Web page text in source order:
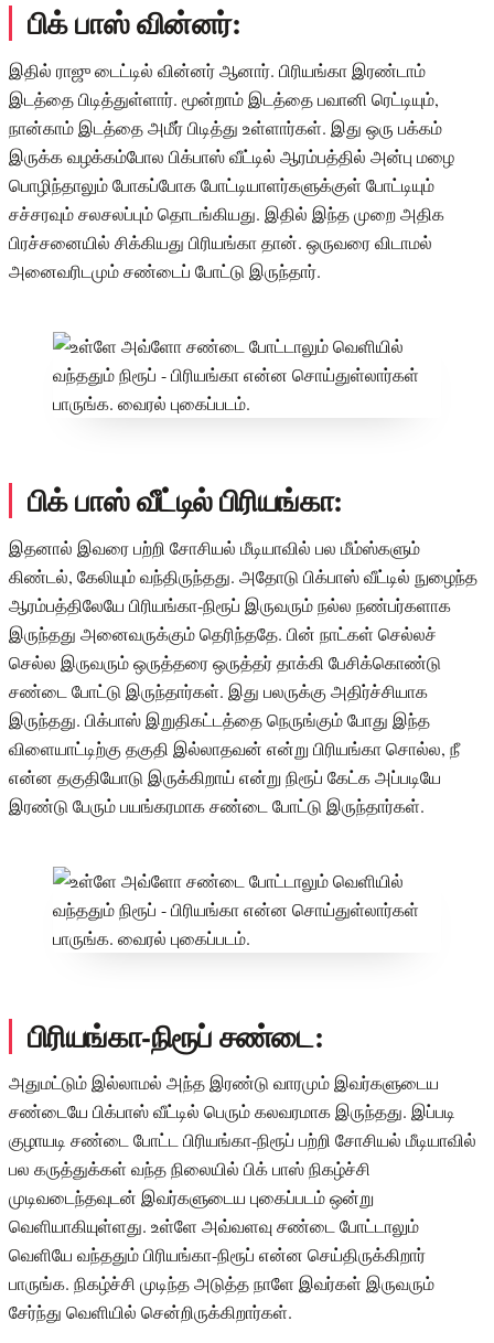
பிக் பாஸ் வின்னர்:
இதில் ராஜு டைட்டில் வின்னர் ஆனார். பிரியங்கா இரண்டாம்
இடத்தை பிடித்துள்ளார். மூன்றாம் இடத்தை பவானி ரெட்டியும்,
நான்காம் இடத்தை அமீர் பிடித்து உள்ளார்கள். இது ஒரு பக்கம்
இருக்க வழக்கம்போல பிக்பாஸ் வீட்டில் ஆரம்பத்தில் அன்பு மழை
பொழிந்தாலும் போகப்போக போட்டியாளர்களுக்குள் போட்டியும்
சச்சரவும் சலசலப்பும் தொடங்கியது. இதில் இந்த முறை அதிக
பிரச்சனையில் சிக்கியது பிரியங்கா தான். ஒருவரை விடாமல்
அனைவரிடமும் சண்டைப் போட்டு இருந்தார்.
பிக் பாஸ் வீட்டில் பிரியங்கா:
இதனால் இவரை பற்றி சோசியல் மீடியாவில் பல மீம்ஸ்களும்
கிண்டல், கேலியும் வந்திருந்தது. அதோடு பிக்பாஸ் வீட்டில் நுழைந்த
ஆரம்பத்திலேயே பிரியங்கா-நிரூப் இருவரும் நல்ல நண்பர்களாக
இருந்தது அனைவருக்கும் தெரிந்ததே. பின் நாட்கள் செல்லச்
செல்ல இருவரும் ஒருத்தரை ஒருத்தர் தாக்கி பேசிக்கொண்டு
சண்டை போட்டு இருந்தார்கள். இது பலருக்கு அதிர்ச்சியாக
இருந்தது. பிக்பாஸ் இறுதிகட்டத்தை நெருங்கும் போது இந்த
விளையாட்டிற்கு தகுதி இல்லாதவன் என்று பிரியங்கா சொல்ல, நீ
என்ன தகுதியோடு இருக்கிறாய் என்று நிரூப் கேட்க அப்படியே
இரண்டு பேரும் பயங்கரமாக சண்டை போட்டு இருந்தார்கள்.
பிரியங்கா-நிரூப் சண்டை:
அதுமட்டும் இல்லாமல் அந்த இரண்டு வாரமும் இவர்களுடைய
சண்டையே பிக்பாஸ் வீட்டில் பெரும் கலவரமாக இருந்தது. இப்படி
குழாயடி சண்டை போட்ட பிரியங்கா-நிரூப் பற்றி சோசியல் மீடியாவில்
பல கருத்துக்கள் வந்த நிலையில் பிக் பாஸ் நிகழ்ச்சி
முடிவடைந்தவுடன் இவர்களுடைய புகைப்படம் ஒன்று
வெளியாகியுள்ளது. உள்ளே அவ்வளவு சண்டை போட்டாலும்
வெளியே வந்ததும் பிரியங்கா-நிரூப் என்ன செய்திருக்கிறார்
பாருங்க. நிகழ்ச்சி முடிந்த அடுத்த நாளே இவர்கள் இருவரும்
சேர்ந்து வெளியில் சென்றிருக்கிறார்கள்.